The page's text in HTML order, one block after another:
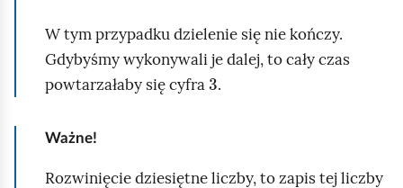
y
u
r
c
o
W tym przypadku dzielenie się nie kończy.
Gdybyśmy wykonywali je dalej, to cały czas
powtarzałaby się cyfra 3.
Ważne!
Rozwinięcie dziesiętne liczby, to zapis tej liczby